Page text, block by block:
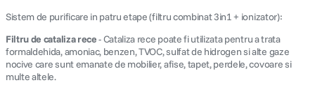
Sistem de purificare in patru etape (filtru combinat 3in1 + ionizator):
Filtru de cataliza rece- Cataliza rece poate fi utilizata pentru a trata
formaldehida, amoniac, benzen, TVOC, sulfat de hidrogen si alte gaze
nocive care sunt emanate de mobilier, afise, tapet, perdele, covoare si
multe altele.